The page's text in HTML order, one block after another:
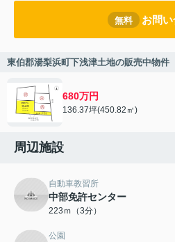
無料 お問
東伯郡湯梨浜町下浅津土地の販売中物件
680万円
136.37坪(450.82㎡)
周辺施設
自動車教習所
中部免許センター
223ｍ（3分）
公園